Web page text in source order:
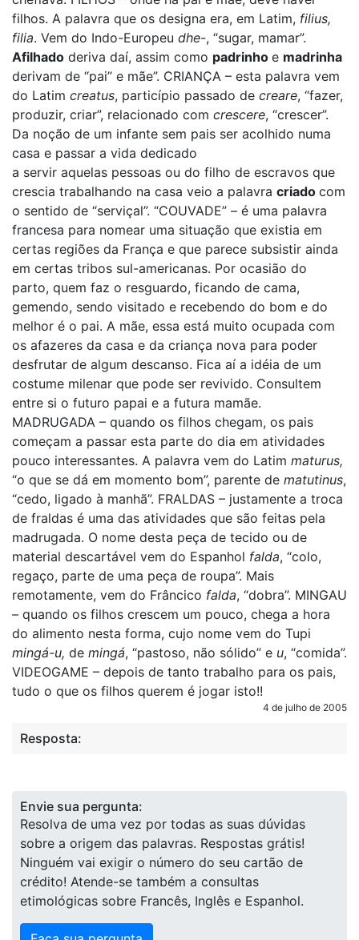
filhos. A palavra que os designa era, em Latim, filius,
filia. Vem do Indo-Europeu dhe-, “sugar, mamar”.
Afilhado deriva daí, assim como padrinho e madrinha
derivam de “pai” e mãe”. CRIANÇA – esta palavra vem
do Latim creatus, particípio passado de creare, “fazer,
produzir, criar”, relacionado com crescere, “crescer”.
Da noção de um infante sem pais ser acolhido numa
casa e passar a vida dedicado
a servir aquelas pessoas ou do filho de escravos que
crescia trabalhando na casa veio a palavra criado com
o sentido de “serviçal”. “COUVADE” – é uma palavra
francesa para nomear uma situação que existia em
certas regiões da França e que parece subsistir ainda
em certas tribos sul-americanas. Por ocasião do
parto, quem faz o resguardo, ficando de cama,
gemendo, sendo visitado e recebendo do bom e do
melhor é o pai. A mãe, essa está muito ocupada com
os afazeres da casa e da criança nova para poder
desfrutar de algum descanso. Fica aí a idéia de um
costume milenar que pode ser revivido. Consultem
entre si o futuro papai e a futura mamãe.
MADRUGADA – quando os filhos chegam, os pais
começam a passar esta parte do dia em atividades
pouco interessantes. A palavra vem do Latim maturus,
“o que se dá em momento bom”, parente de matutinus,
“cedo, ligado à manhã”. FRALDAS – justamente a troca
de fraldas é uma das atividades que são feitas pela
madrugada. O nome desta peça de tecido ou de
material descartável vem do Espanhol falda, “colo,
regaço, parte de uma peça de roupa”. Mais
remotamente, vem do Frâncico falda, “dobra”. MINGAU
– quando os filhos crescem um pouco, chega a hora
do alimento nesta forma, cujo nome vem do Tupi
mingá-u, de mingá, “pastoso, não sólido” e u, “comida”.
VIDEOGAME – depois de tanto trabalho para os pais,
tudo o que os filhos querem é jogar isto!!
4 de julho de 2005
Resposta:
Envie sua pergunta:
Resolva de uma vez por todas as suas dúvidas
sobre a origem das palavras. Respostas grátis!
Ninguém vai exigir o número do seu cartão de
crédito! Atende-se também a consultas
etimológicas sobre Francês, Inglês e Espanhol.